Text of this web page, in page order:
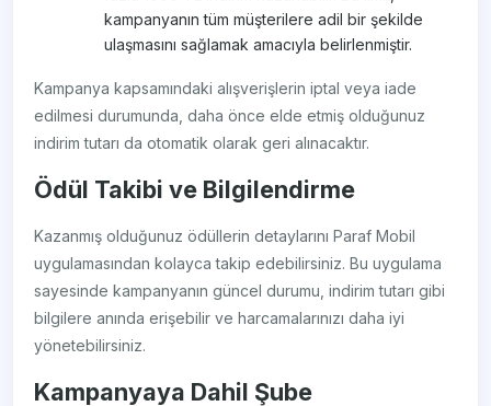
kampanyanın tüm müşterilere adil bir şekilde
ulaşmasını sağlamak amacıyla belirlenmiştir.
Kampanya kapsamındaki alışverişlerin iptal veya iade
edilmesi durumunda, daha önce elde etmiş olduğunuz
indirim tutarı da otomatik olarak geri alınacaktır.
Ödül Takibi ve Bilgilendirme
Kazanmış olduğunuz ödüllerin detaylarını Paraf Mobil
uygulamasından kolayca takip edebilirsiniz. Bu uygulama
sayesinde kampanyanın güncel durumu, indirim tutarı gibi
bilgilere anında erişebilir ve harcamalarınızı daha iyi
yönetebilirsiniz.
Kampanyaya Dahil Şube